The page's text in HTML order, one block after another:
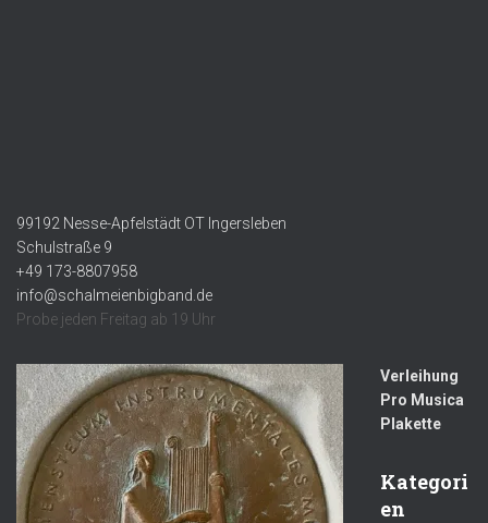
99192 Nesse-Apfelstädt OT Ingersleben
Schulstraße 9
+49 173-8807958
info@schalmeienbigband.de
Probe jeden Freitag ab 19 Uhr
Verleihung
Pro Musica
Plakette
Kategori
en